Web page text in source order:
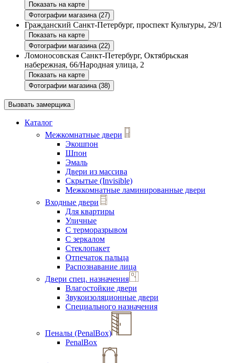
Показать на карте
Фотографии магазина (27)
Гражданский Санкт-Петербург, проспект Культуры, 29/1
Показать на карте
Фотографии магазина (22)
Ломоносовская Санкт-Петербург, Октябрьская
набережная, 66/Народная улица, 2
Показать на карте
Фотографии магазина (38)
Вызвать замерщика
Каталог
Межкомнатные двери
Экошпон
Шпон
Эмаль
Двери из массива
Скрытые (Invisible)
Межкомнатные ламинированные двери
Входные двери
Для квартиры
Уличные
С терморазрывом
С зеркалом
Стеклопакет
Отпечаток пальца
Распознавание лица
Двери спец. назначения
Влагостойкие двери
Звукоизоляционные двери
Специального назначения
Пеналы (PenalBox)
PenalBox